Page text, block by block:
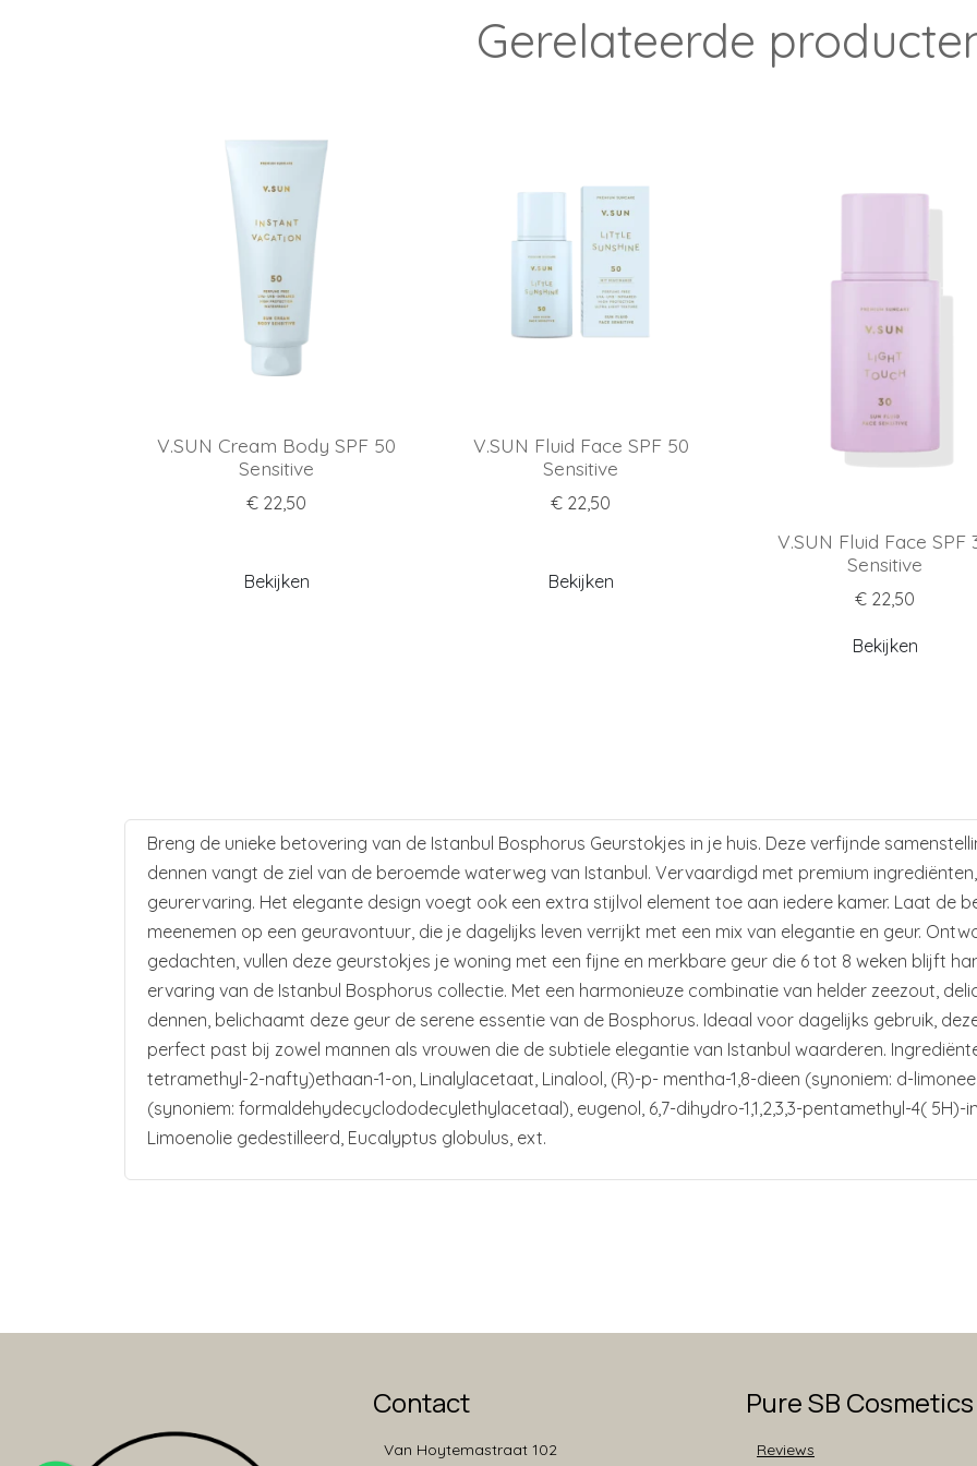
formaldehydecyclododecylethylacetaal), eugenol, 6,7-dihydro-1,1,2,3,3-pentamethyl-4(
Gerelateerde
V.SUN Cream Body SPF 50
Sensitive
€ 22,50
Bekijken
V.SUN Fluid Face SPF 50
Sensitive
€ 22,50
Bekijken
V.SUN Fluid Face SPF
Sensitive
€ 22,50
Bekijken
Breng de unieke betovering van de Istanbul Bosphorus Geurstokjes in je huis. Deze verfijnde
dennen vangt de ziel van de beroemde waterweg van Istanbul. Vervaardigd met premium
geurervaring. Het elegante design voegt ook een extra stijlvol element toe aan iedere kamer. Laat de
meenemen op een geuravontuur, die je dagelijks leven verrijkt met een mix van elegantie en geur.
gedachten, vullen deze geurstokjes je woning met een fijne en merkbare geur die 6 tot 8 weken blijft
ervaring van de Istanbul Bosphorus collectie. Met een harmonieuze combinatie van helder zeezout,
dennen, belichaamt deze geur de serene essentie van de Bosphorus. Ideaal voor dagelijks gebruik,
perfect past bij zowel mannen als vrouwen die de subtiele elegantie van Istanbul waarderen.
tetramethyl-2-nafty)ethaan-1-on, Linalylacetaat, Linalool, (R)-p- mentha-1,8-dieen (synoniem: d-
(synoniem: formaldehydecyclododecylethylacetaal), eugenol, 6,7-dihydro-1,1,2,3,3-pentamethyl-4( 5H)-
Limoenolie gedestilleerd, Eucalyptus globulus, ext.
Contact
Van Hoytemastraat 102
Pure SB Cosmetics
Reviews